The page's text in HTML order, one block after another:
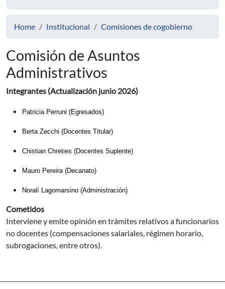
Home Institucional Comisiones de cogobierno
Comisión de Asuntos
Administrativos
Integrantes (Actualización junio 2026)
Patricia Perruni (Egresados)
Berta Zecchi (Docentes Titular)
Chistian Chreties (Docentes Suplente)
Mauro Pereira (Decanato)
Noralí Lagomarsino (Administración)
Cometidos
Interviene y emite opinión en trámites relativos a funcionarios
no docentes (compensaciones salariales, régimen horario,
subrogaciones, entre otros).